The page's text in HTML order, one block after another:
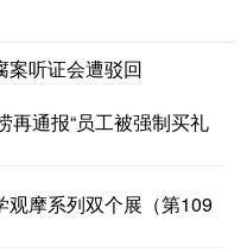
案听证会遭驳回
再通报“员工被强制买礼
摩系列双个展（第109